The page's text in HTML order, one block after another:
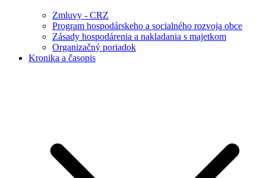
Zmluvy - CRZ
Program hospodárskeho a socialného rozvoja obce
Zásady hospodárenia a nakladania s majetkom
Organizačný poriadok
Kronika a časopis